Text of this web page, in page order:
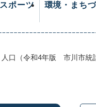
ポーツ 環境・まち
人口（令和4年版 市川市統